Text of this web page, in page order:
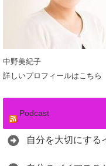
中野美紀子
詳しいプロフィールはこちら
Podcast
自分を大切にする